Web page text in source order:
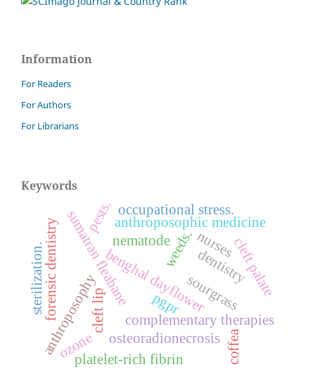
Information
For Readers
For Authors
For Librarians
Keywords
benghal dayflowersourgrass
sumatran fleabane weeds.
anthroposophy
anthroposophic medicine
complementary therapies
dentistry
forensic dentistry cleft lip
cleft palate
osteoradionecrosis
ozoneplatelet-rich fibrin coffea
nematode
pests.
sterilization. nurses
occupational stress.
pgpr